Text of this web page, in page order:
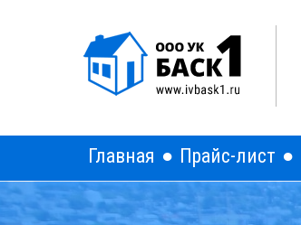
Главная Прайс-лист